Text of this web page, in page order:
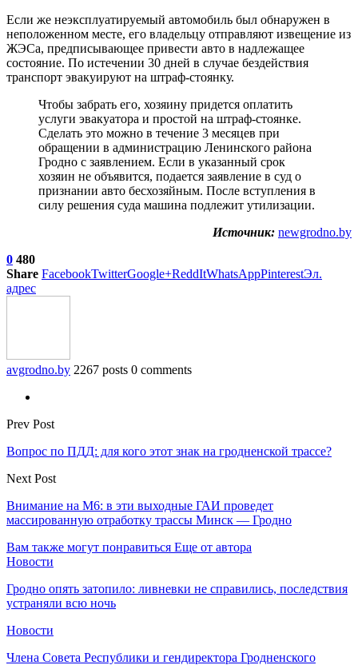
Если же неэксплуатируемый автомобиль был обнаружен в
неположенном месте, его владельцу отправляют извещение из
ЖЭСа, предписывающее привести авто в надлежащее
состояние. По истечении 30 дней в случае бездействия
транспорт эвакуируют на штраф-стоянку.
Чтобы забрать его, хозяину придется оплатить
услуги эвакуатора и простой на штраф-стоянке.
Сделать это можно в течение 3 месяцев при
обращении в администрацию Ленинского района
Гродно с заявлением. Если в указанный срок
хозяин не объявится, подается заявление в суд о
признании авто бесхозяйным. После вступления в
силу решения суда машина подлежит утилизации.
Источник: newgrodno.by
0 480
Share FacebookTwitterGoogle+ReddItWhatsAppPinterestЭл.
адрес
avgrodno.by 2267 posts 0 comments
Prev Post
Вопрос по ПДД: для кого этот знак на гродненской трассе?
Next Post
Внимание на М6: в эти выходные ГАИ проведет
массированную отработку трассы Минск — Гродно
Вам также могут понравиться Еще от автора
Новости
Гродно опять затопило: ливневки не справились, последствия
устраняли всю ночь
Новости
Члена Совета Республики и гендиректора Гродненского